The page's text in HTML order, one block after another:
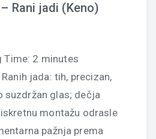
Rani jadi (Keno)
Time: 2 minutes
jada: tih, precizan,
suzdržan glas; dečja
montažu odrasle
pažnja prema